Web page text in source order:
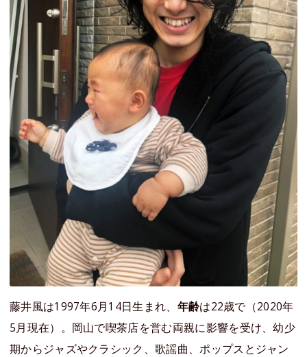
藤井風は1997年6月14日生まれ、 年齢は22歳で（2020年
5月現在）。岡山で喫茶店を営む両親に影響を受け、幼少
期からジャズやクラシック、歌謡曲、ポップスとジャン